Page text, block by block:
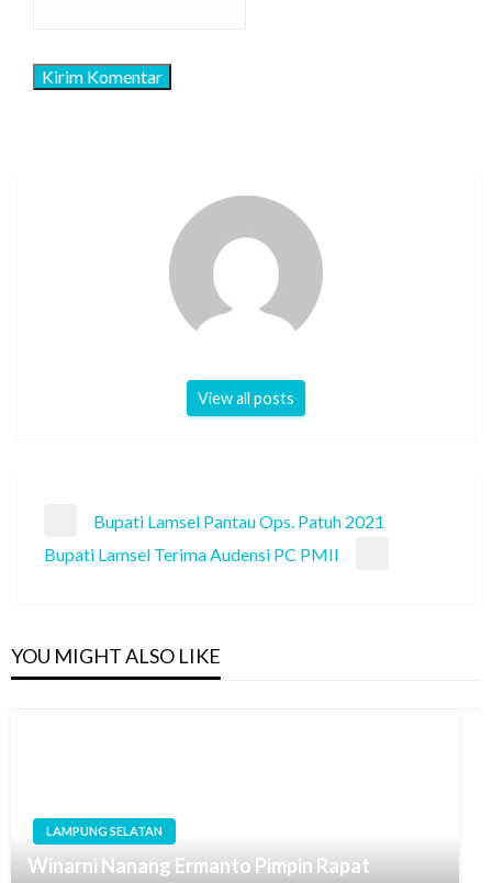
View all posts
Navigasi
pos
Previous
Post
Bupati Lamsel Pantau Ops. Patuh 2021
Next
Bupati Lamsel Terima Audensi PC PMII
YOU MIGHT ALSO LIKE
LAMPUNG SELATAN
Winarni Nanang Ermanto Pimpin Rapat